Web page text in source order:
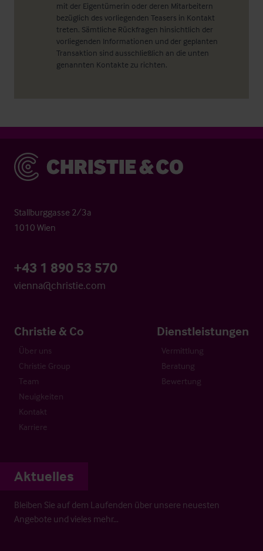
mit der Eigentümerin oder deren Mitarbeitern
bezüglich des vorliegenden Teasers in Kontakt
treten. Sämtliche Rückfragen hinsichtlich der
vorliegenden Informationen und der geplanten
Transaktion sind ausschließlich an die unten
genannten Kontakte zu richten.
Christie & Co
Stallburggasse 2/3a
1010 Wien
+43 1 890 53 570
vienna@christie.com
Christie & Co
Über uns
Christie Group
Team
Neuigkeiten
Kontakt
Karriere
Dienstleistungen
Vermittlung
Beratung
Bewertung
Aktuelles
Bleiben Sie auf dem Laufenden über unsere neuesten
Angebote und vieles mehr…